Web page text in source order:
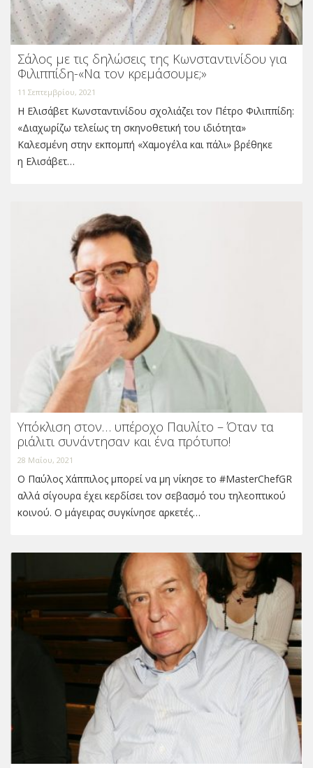
Σάλος με τις δηλώσεις της Κωνσταντινίδου για
Φιλιππίδη-«Να τον κρεμάσουμε;»
11 Σεπτεμβρίου, 2021
Η Ελισάβετ Κωνσταντινίδου σχολιάζει τον Πέτρο Φιλιππίδη:
«Διαχωρίζω τελείως τη σκηνοθετική του ιδιότητα»
Καλεσμένη στην εκπομπή «Χαμογέλα και πάλι» βρέθηκε
η Ελισάβετ…
Υπόκλιση στον… υπέροχο Παυλίτο – Όταν τα
ριάλιτι συνάντησαν και ένα πρότυπο!
28 Μαΐου, 2021
Ο Παύλος Χάππιλος μπορεί να μη νίκησε το #MasterChefGR
αλλά σίγουρα έχει κερδίσει τον σεβασμό του τηλεοπτικού
κοινού. Ο μάγειρας συγκίνησε αρκετές…